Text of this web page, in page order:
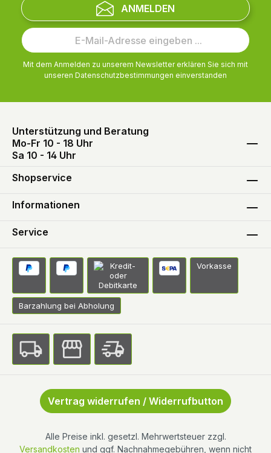
ANMELDEN
Mit dem Anmelden zu unserem Newsletter erklären Sie sich mit
unseren Datenschutzbestimmungen einverstanden
Unterstützung und Beratung
Mo-Fr 10 - 18 Uhr
Sa 10 - 14 Uhr
Shopservice
Informationen
Service
Vorkasse
Barzahlung bei Abholung
Vertrag widerrufen / Widerrufbutton
Alle Preise inkl. gesetzl. Mehrwertsteuer zzgl.
Versandkosten und ggf. Nachnahmegebühren, wenn nicht